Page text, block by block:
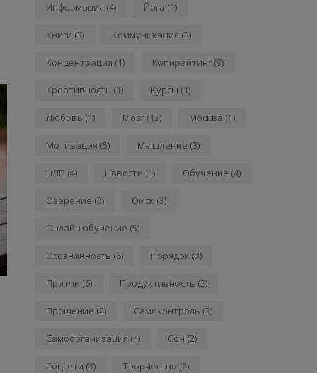
Информация (4) Йога (1)
Книги (3) Коммуникация (3)
Концентрация (1) Копирайтинг (9)
Креативность (1) Курсы (1)
Любовь (1) Мозг (12) Москва (1)
Мотивация (5) Мышление (3)
НЛП (4) Новости (1) Обучение (4)
Озарение (2) Омск (3)
Онлайн обучение (5)
Осознанность (6) Порядок (3)
Притчи (6) Продуктивность (2)
Прощение (2) Самоконтроль (3)
Самоорганизация (4) Сон (2)
Соцсети (3) Творчество (2)